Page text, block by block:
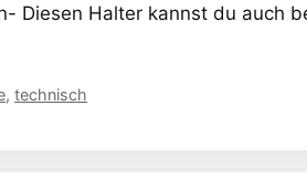
Diesen Halter kannst du auch
,technisch